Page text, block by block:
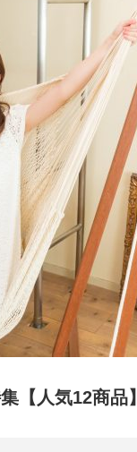
【人気12商品】